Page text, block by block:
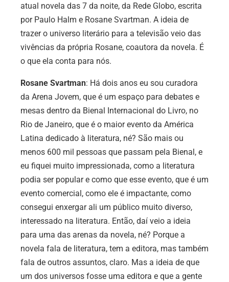
atual novela das 7 da noite, da Rede Globo, escrita
por Paulo Halm e Rosane Svartman. A ideia de
trazer o universo literário para a televisão veio das
vivências da própria Rosane, coautora da novela. É
o que ela conta para nós.
Rosane Svartman: Há dois anos eu sou curadora
da Arena Jovem, que é um espaço para debates e
mesas dentro da Bienal Internacional do Livro, no
Rio de Janeiro, que é o maior evento da América
Latina dedicado à literatura, né? São mais ou
menos 600 mil pessoas que passam pela Bienal, e
eu fiquei muito impressionada, como a literatura
podia ser popular e como que esse evento, que é um
evento comercial, como ele é impactante, como
consegui enxergar ali um público muito diverso,
interessado na literatura. Então, daí veio a ideia
para uma das arenas da novela, né? Porque a
novela fala de literatura, tem a editora, mas também
fala de outros assuntos, claro. Mas a ideia de que
um dos universos fosse uma editora e que a gente